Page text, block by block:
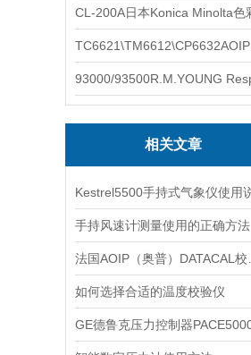
相关文章
手持风速计测量使用的正确方法
如何选择合适的温度校验仪